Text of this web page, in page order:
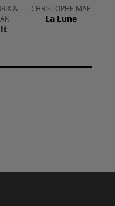
&
It
CHRISTOPHE MAE
La Lune